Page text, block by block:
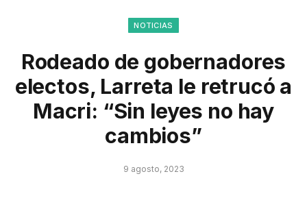
NOTICIAS
Rodeado de gobernadores
electos, Larreta le retrucó a
Macri: “Sin leyes no hay
cambios”
9 agosto, 2023